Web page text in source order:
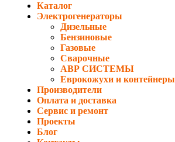
Каталог
Электрогенераторы
Дизельные
Бензиновые
Газовые
Сварочные
АВР СИСТЕМЫ
Еврокожухи и контейнеры
Производители
Оплата и доставка
Сервис и ремонт
Проекты
Блог